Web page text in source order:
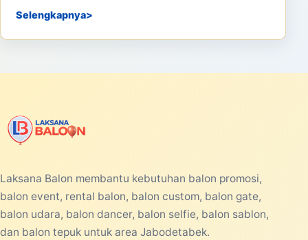
Selengkapnya
Laksana Balon membantu kebutuhan balon promosi,
balon event, rental balon, balon custom, balon gate,
balon udara, balon dancer, balon selfie, balon sablon,
dan balon tepuk untuk area Jabodetabek.